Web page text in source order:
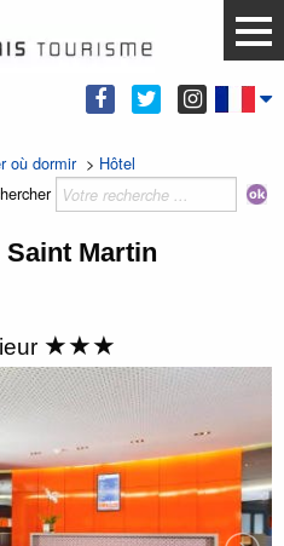
où dormir> Hôtel
Martin
★★★